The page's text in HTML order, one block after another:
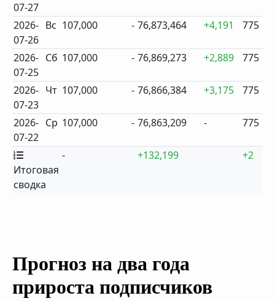
07-27
2026-
07-26
Вс 107,000 - 76,873,464 +4,191 775
2026-
07-25
Сб 107,000 - 76,869,273 +2,889 775
2026-
07-23
Чт 107,000 - 76,866,384 +3,175 775
2026-
07-22
Ср 107,000 - 76,863,209 - 775
Итоговая
сводка
- +132,199 +2
Прогноз на два года
прироста подписчиков